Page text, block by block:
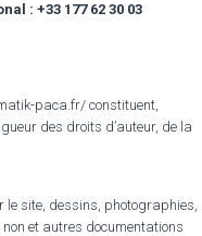
: +33 177 62 30 03
paca.fr/ constituent,
des droits d’auteur, de la
site, dessins, photographies,
et autres documentations